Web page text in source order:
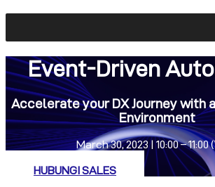
Event-Driven
Accelerate your DX Journey with
Environment
March 30, 2023 | 10:00 – 11:00
HUBUNGI SALES